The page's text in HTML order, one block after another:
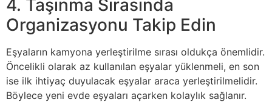
4. Taşınma Sırasında
Organizasyonu Takip Edin
Eşyaların kamyona yerleştirilme sırası oldukça önemlidir.
Öncelikli olarak az kullanılan eşyalar yüklenmeli, en son
ise ilk ihtiyaç duyulacak eşyalar araca yerleştirilmelidir.
Böylece yeni evde eşyaları açarken kolaylık sağlanır.